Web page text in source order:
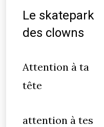
Le skatepark
des clowns
Attention à ta
tête
attention à tes